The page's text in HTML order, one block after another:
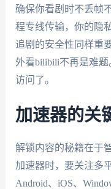
确保你看剧时不丢帧
程专线传输，你的隐
追剧的安全性同样重
外看bilibili不再是难
访问了。
加速器的关
解锁内容的秘籍在于
加速器时，要关注多
Android、iOS、